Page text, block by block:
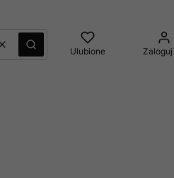
WyczyśćSzukaj Ulubione Zaloguj